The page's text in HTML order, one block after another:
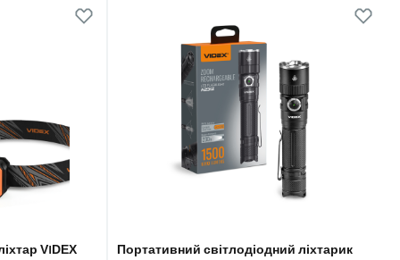
VIDEX
Портативний світлодіодний ліхтарик